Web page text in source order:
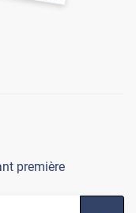
première